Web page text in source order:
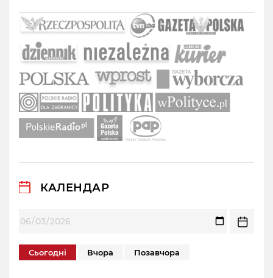
КАЛЕНДАР
Сьогодні Вчора Позавчора